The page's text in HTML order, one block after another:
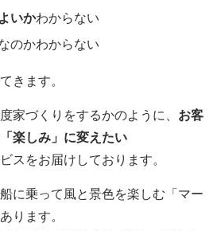
いかわからない
のかわからない
きます。
家づくりをするかのように、 お客
楽しみ」に変えたい
スをお届けしております。
に乗って風と景色を楽しむ「マー
ります。